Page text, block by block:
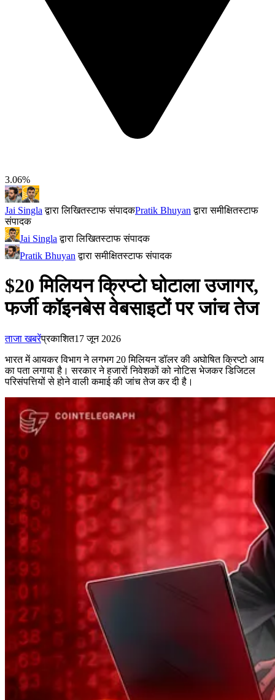
3.06%
Jai Singla द्वारा लिखितस्टाफ संपादकPratik Bhuyan द्वारा समीक्षितस्टाफ
संपादक
Jai Singla द्वारा लिखितस्टाफ संपादक
Pratik Bhuyan द्वारा समीक्षितस्टाफ संपादक
$20 मिलियन क्रिप्टो घोटाला उजागर,
फर्जी कॉइनबेस वेबसाइटों पर जांच तेज
ताजा खबरेंप्रकाशित17 जून 2026
भारत में आयकर विभाग ने लगभग 20 मिलियन डॉलर की अघोषित क्रिप्टो आय
का पता लगाया है। सरकार ने हजारों निवेशकों को नोटिस भेजकर डिजिटल
परिसंपत्तियों से होने वाली कमाई की जांच तेज कर दी है।